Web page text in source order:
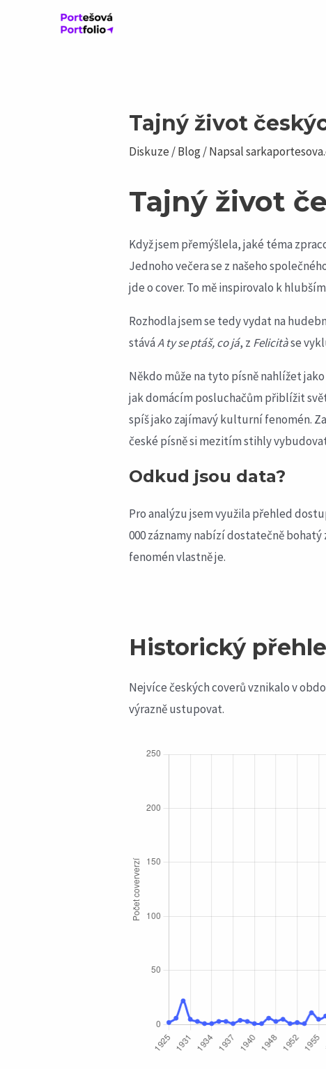
Tajný život
Diskuze /Blog/ Napsal
Tajný život
Když jsem přemýšlela, jaké téma
Jednoho večera se z našeho
jde o cover. To mě inspirovalo k
Rozhodla jsem se tedy vydat na
stáváA ty se ptáš, co já, z Felicitàse
Někdo může na tyto písně nahlížet
jak domácím posluchačům přiblížit
spíš jako zajímavý kulturní fenomén.
české písně si mezitím stihly
Odkud jsou data?
Pro analýzu jsem využila přehled
000 záznamy nabízí dostatečně
fenomén vlastně je.
Historický
Nejvíce českých coverů vznikalo v
výrazně ustupovat.